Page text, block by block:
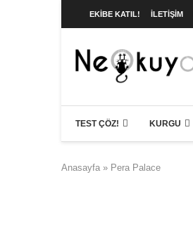
EKIBE KATIL! İLETIŞIM
TEST ÇÖZ! KURGU
Anasayfa » Pera Palace